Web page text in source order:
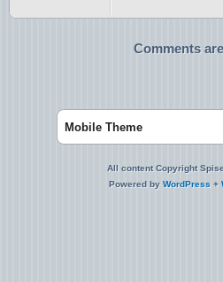
Comments
Mobile Theme
All content Copyright
Powered by WordPress +